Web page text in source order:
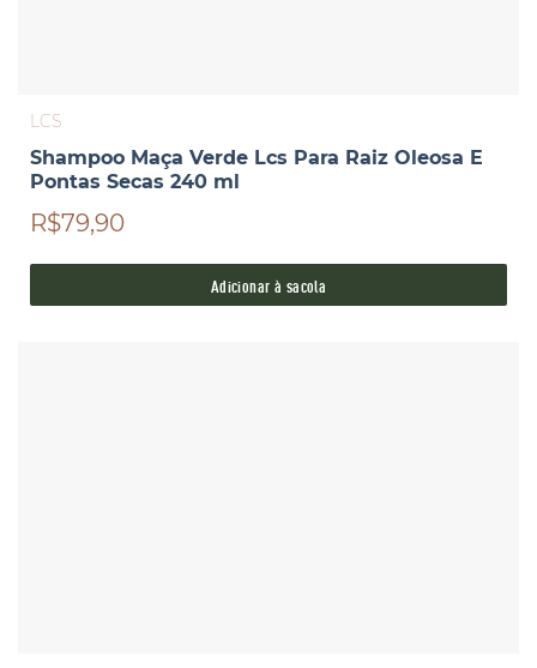
LCS
Shampoo Maça Verde Lcs Para Raiz Oleosa E
Pontas Secas 240 ml
R$79,90
Adicionar à sacola